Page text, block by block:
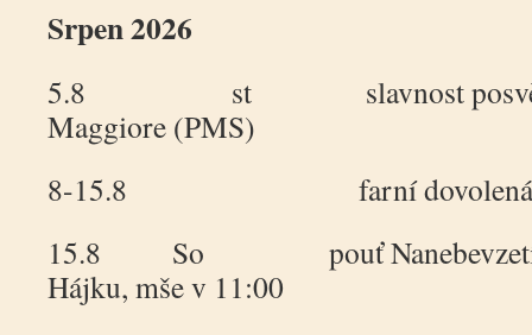
Srpen 2026
5.8 st slavnost posvěcení
Maggiore (PMS)
8-15.8 farní dovolená
15.8 So pouť Nanebevzetí
Hájku, mše v 11:00